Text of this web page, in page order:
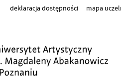
deklaracja dostępności mapa